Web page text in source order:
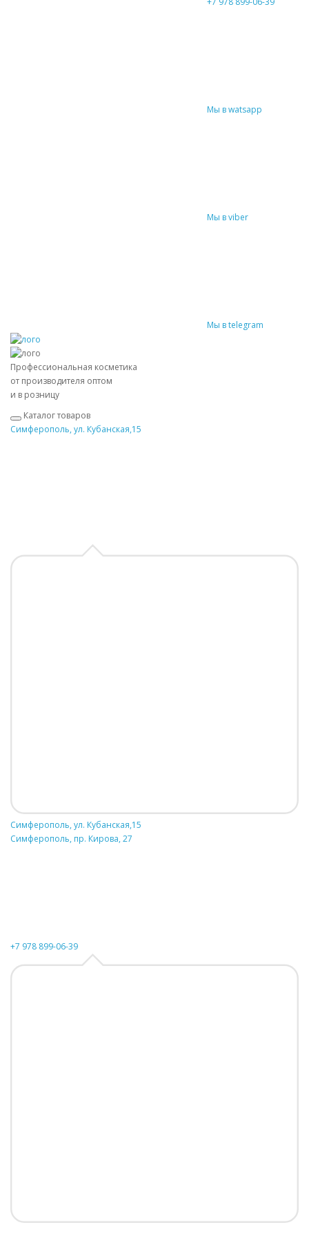
Мы в watsapp
Мы в viber
Мы в telegram
Профессиональная косметика
от производителя оптом
и в розницу
Каталог товаров
Симферополь, ул. Кубанская,15
Симферополь, ул. Кубанская,15
Симферополь, пр. Кирова, 27
+7 978 899-06-39